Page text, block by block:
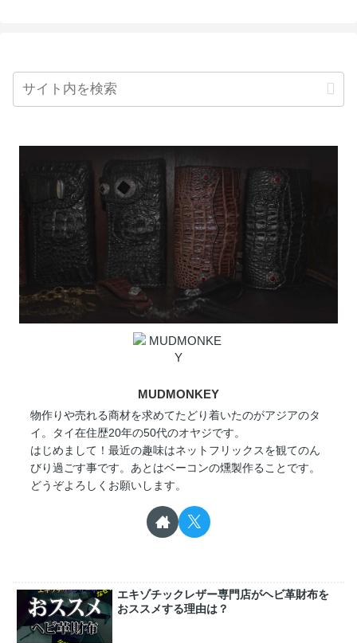
MUDMONKEY
物作りや売れる商材を求めてたどり着いたのがアジアのタ
イ。タイ在住歴20年の50代のオヤジです。
はじめまして！最近の趣味はネットフリックスを観てのん
びり過ごす事です。あとはベーコンの燻製作ることです。
どうぞよろしくお願いします。
エキゾチックレザー専門店がヘビ革財布を
おススメする理由は？